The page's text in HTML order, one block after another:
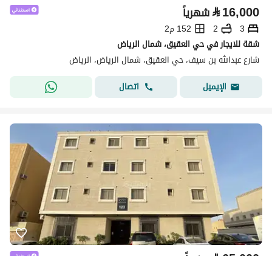
⃁16,000 شهرياً
3
2
152 م2
شقة للايجار في حي العقيق، شمال الرياض
شارع عبدالله بن سيف، حي العقيق، شمال الرياض، الرياض
الإيميل
اتصال